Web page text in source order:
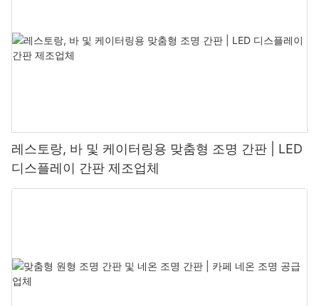
레스토랑, 바 및 케이터링용 맞춤형 조명 간판 | LED
디스플레이 간판 제조업체